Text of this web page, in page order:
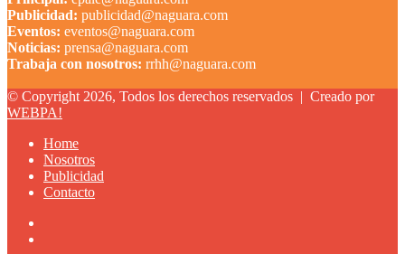
Publicidad: publicidad@naguara.com
Eventos: eventos@naguara.com
Noticias: prensa@naguara.com
Trabaja con nosotros: rrhh@naguara.com
© Copyright 2026, Todos los derechos reservados | Creado por
WEBPA!
Home
Nosotros
Publicidad
Contacto